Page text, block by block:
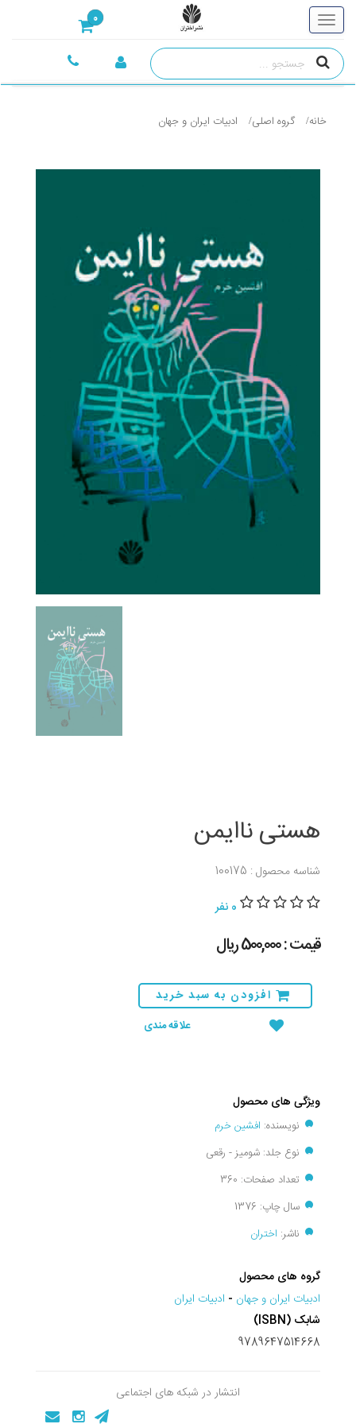
0
خانه گروه اصلی ادبيات ايران و جهان
هستی ناایمن
شناسه محصول : 100175
0 نفر
قیمت : 500,000 ريال
افزودن به سبد خرید
علاقه مندی
ویژگی های محصول
نویسنده: افشین خرم
نوع جلد: شومیز - رقعی
تعداد صفحات: 360
سال چاپ: 1376
ناشر: اختران
گروه های محصول
ادبيات ايران و جهان - ادبیات ایران
شابک (ISBN)
9789647514668
انتشار در شبکه های اجتماعی